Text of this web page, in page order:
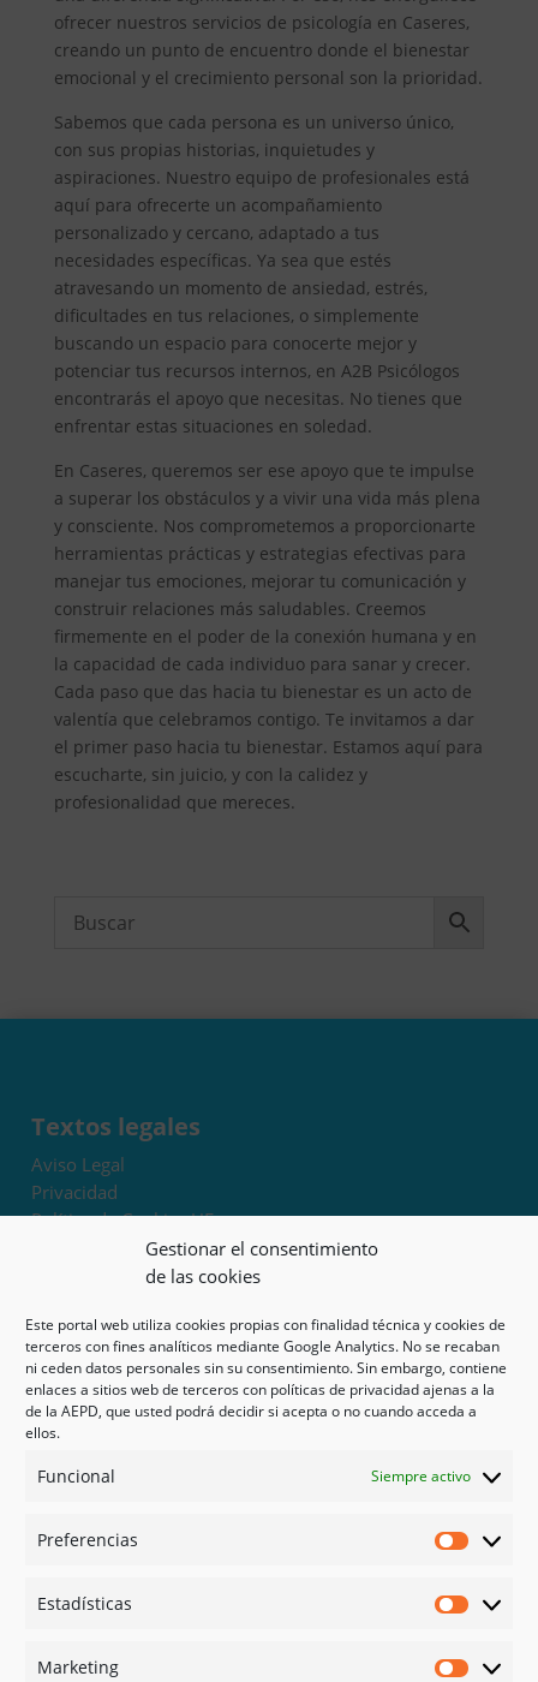
Gestionar el consentimiento
de las cookies
Este portal web utiliza cookies propias con finalidad técnica y cookies de
terceros con fines analíticos mediante Google Analytics. No se recaban
ni ceden datos personales sin su consentimiento. Sin embargo, contiene
enlaces a sitios web de terceros con políticas de privacidad ajenas a la
de la AEPD, que usted podrá decidir si acepta o no cuando acceda a
ellos.
Funcional Siempre activo
Preferencias
Estadísticas
Marketing
ofrecer nuestros servicios de psicología en Caseres,
creando un punto de encuentro donde el bienestar
emocional y el crecimiento personal son la prioridad.
Sabemos que cada persona es un universo único,
con sus propias historias, inquietudes y
aspiraciones. Nuestro equipo de profesionales está
aquí para ofrecerte un acompañamiento
personalizado y cercano, adaptado a tus
necesidades específicas. Ya sea que estés
atravesando un momento de ansiedad, estrés,
dificultades en tus relaciones, o simplemente
buscando un espacio para conocerte mejor y
potenciar tus recursos internos, en A2B Psicólogos
encontrarás el apoyo que necesitas. No tienes que
enfrentar estas situaciones en soledad.
En Caseres, queremos ser ese apoyo que te impulse
a superar los obstáculos y a vivir una vida más plena
y consciente. Nos comprometemos a proporcionarte
herramientas prácticas y estrategias efectivas para
manejar tus emociones, mejorar tu comunicación y
construir relaciones más saludables. Creemos
firmemente en el poder de la conexión humana y en
la capacidad de cada individuo para sanar y crecer.
Cada paso que das hacia tu bienestar es un acto de
valentía que celebramos contigo. Te invitamos a dar
el primer paso hacia tu bienestar. Estamos aquí para
escucharte, sin juicio, y con la calidez y
profesionalidad que mereces.
Textos legales
Aviso Legal
Privacidad
Política de Cookies UE
Términos y condiciones
Exoneración de responsabilidad
Mapa del sitio
Mi cuenta
Tienda
Psicología en Murcia
Guías
Redes sociales
Instagram
Linked in